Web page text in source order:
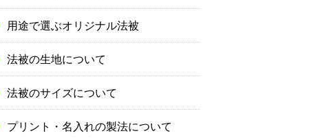
用途で選ぶオリジナル法被
法被の生地について
法被のサイズについて
プリント・名入れの製法について